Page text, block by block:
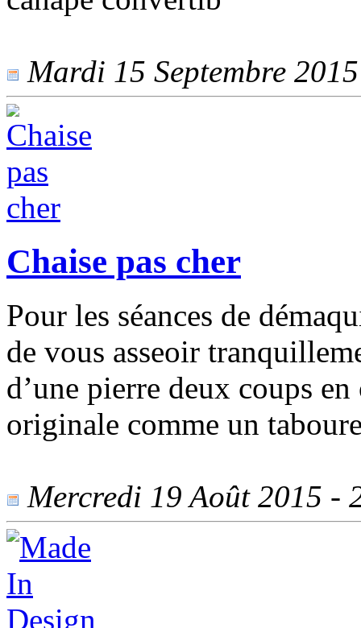
Mardi 15 Septembre
Chaise pas cher
Pour les séances de
de vous asseoir
d’une pierre deux coups
originale comme un
Mercredi 19 Août 2015 -